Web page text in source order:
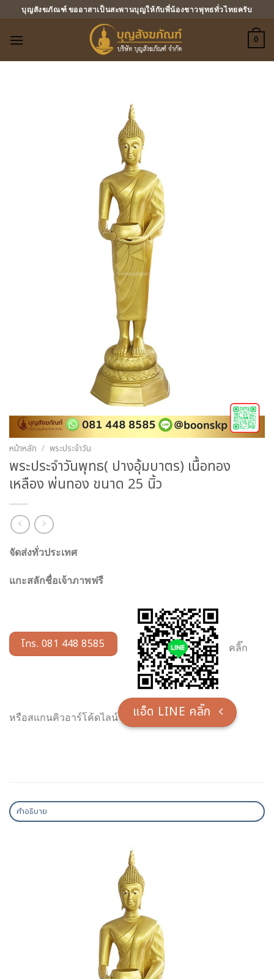
บุญสังฆภัณฑ์ ขออาสาเป็นสะพานบุญให้กับพี่น้องชาวพุทธทั่วไทยครับ
0
หน้าหลัก / พระประจำวัน
พระประจำวันพุทธ( ปางอุ้มบาตร) เนื้อทอง
เหลือง พ่นทอง ขนาด 25 นิ้ว
จัดส่งทั่วประเทศ
แกะสลักชื่อเจ้าภาพฟรี
โทร. 081 448 8585 คลิ๊ก
หรือสแกนคิวอาร์โค้ดไลน์ แอ็ด LINE คลิ๊ก
คำอธิบาย